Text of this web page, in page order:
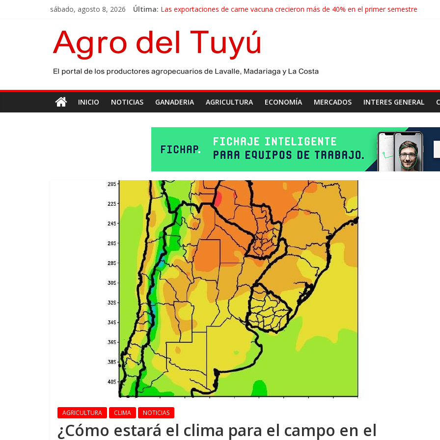
sábado, agosto 8, 2026 Última: Las exportaciones de carne vacuna crecieron más de 40% en el primer semestre
El gobierno bonaerense realizará un censo para actualizar el mapa de la producción
Las exportaciones agroindustriales anotaron un récord histórico en el primer semestre
Maíz: estiman una cosecha récord de 71,5 millones de toneladas
INICIO NOTICIAS GANADERIA AGRICULTURA ECONOMÍA MERCADOS INTERES GENERAL
AGRICULTURA CLIMA NOTICIAS
¿Cómo estará el clima para el campo en el